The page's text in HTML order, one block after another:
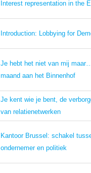
Interest representation in the
Introduction: Lobbying for
Je hebt het niet van mij
maand aan het Binnenhof
Je kent wie je bent, de
van relatienetwerken
Kantoor Brussel: schakel
ondernemer en politiek